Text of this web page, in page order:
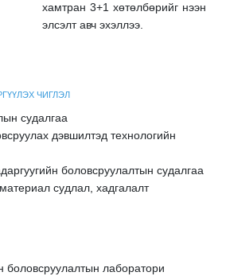
хамтран 3+1 хөтөлбөрийг нээн
элсэлт авч эхэллээ.
ЧИГЛЭЛ
судалгаа
дэвшилтэд технологийн
боловсруулалтын судалгаа
судлал, хадгалалт
боловсруулалтын лаборатори